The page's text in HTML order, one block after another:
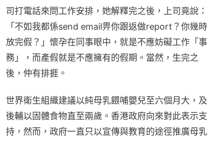
司打電話來問工作安排，她解釋完之後，上司竟說：
「不如我都係send email畀你跟返做report？你幾時
放完假？」懷孕在同事眼中，就是不應妨礙工作「事
務」，而產假就是不應擁有的假期。當然，生完之
後，仲有排捱。
世界衛生組織建議以純母乳餵哺嬰兒至六個月大，及
後輔以固體食物直至兩歲。香港政府向來對此表示支
持，然而，政府一直只以宣傳與教育的途徑推廣母乳